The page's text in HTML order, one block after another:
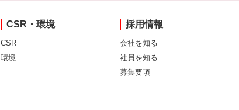
CSR・環境
CSR
環境
採用情報
会社を知る
社員を知る
募集要項